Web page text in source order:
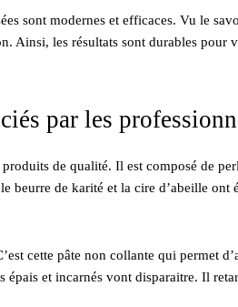
sont modernes et efficaces. Vu le
Ainsi, les résultats sont durables pour
par les
de qualité. Il est composé de
beurre de karité et la cire d’abeille
cette pâte non collante qui permet
et incarnés vont disparaitre. Il